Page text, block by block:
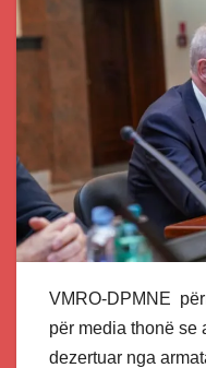
VMRO-DPMNE
për media thonë se
dezertuar nga